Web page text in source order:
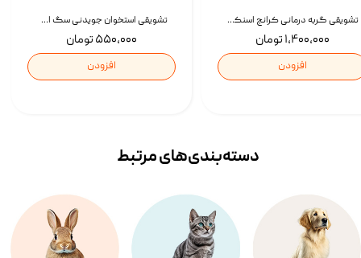
تشویقی استخوان جویدنی سگ اسنکی کرانچی با طعم مرغ Snacky Crunchy Munchy وزن 100 گرم
۵۵۰,۰۰۰ تومان
افزودن
تشویقی گربه درمانی کرانچ اسنکی با طعم میکس Snacky Crunch Cat Treats وزن 60 گرم بسته 4 عددی
۱,۴۰۰,۰۰۰ تومان
افزودن
دسته‌بندی‌‌های مرتبط